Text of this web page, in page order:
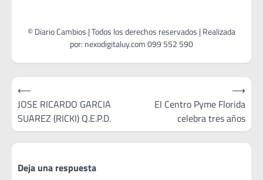
Navegación
de
entradas
⟵
JOSE RICARDO GARCIA
SUAREZ (RICKI) Q.E.P.D.
El Centro Pyme Florida
celebra tres años
⟶
Deja una respuesta